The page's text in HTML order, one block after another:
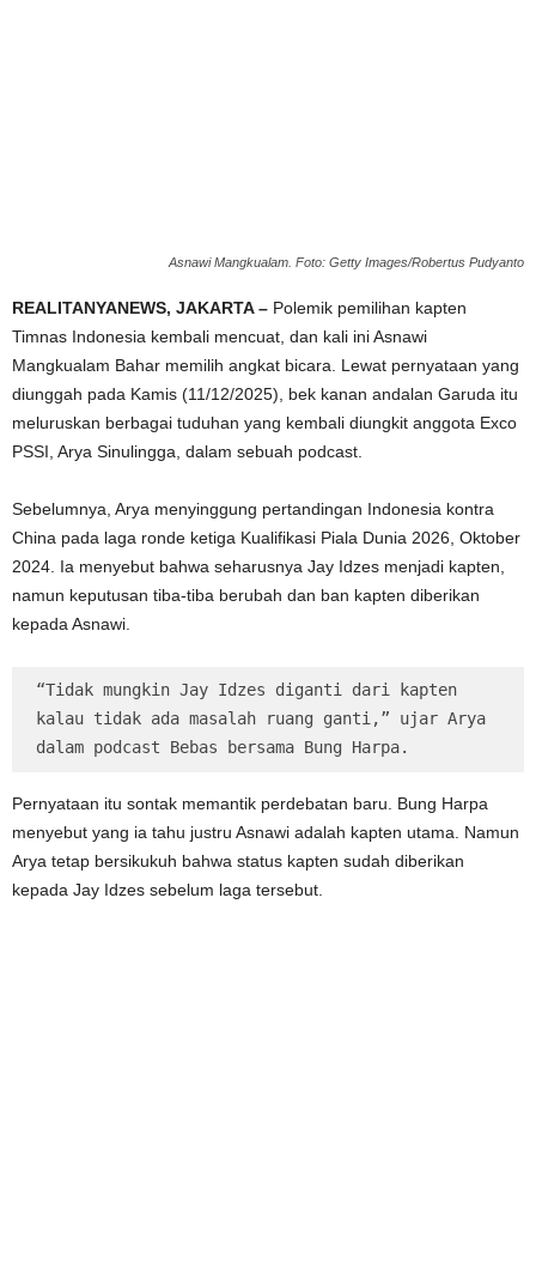
Asnawi Mangkualam. Foto: Getty Images/Robertus Pudyanto
REALITANYANEWS, JAKARTA – Polemik pemilihan kapten
Timnas Indonesia kembali mencuat, dan kali ini Asnawi
Mangkualam Bahar memilih angkat bicara. Lewat pernyataan yang
diunggah pada Kamis (11/12/2025), bek kanan andalan Garuda itu
meluruskan berbagai tuduhan yang kembali diungkit anggota Exco
PSSI, Arya Sinulingga, dalam sebuah podcast.
Sebelumnya, Arya menyinggung pertandingan Indonesia kontra
China pada laga ronde ketiga Kualifikasi Piala Dunia 2026, Oktober
2024. Ia menyebut bahwa seharusnya Jay Idzes menjadi kapten,
namun keputusan tiba-tiba berubah dan ban kapten diberikan
kepada Asnawi.
“Tidak mungkin Jay Idzes diganti dari kapten
kalau tidak ada masalah ruang ganti,” ujar Arya
dalam podcast Bebas bersama Bung Harpa.
Pernyataan itu sontak memantik perdebatan baru. Bung Harpa
menyebut yang ia tahu justru Asnawi adalah kapten utama. Namun
Arya tetap bersikukuh bahwa status kapten sudah diberikan
kepada Jay Idzes sebelum laga tersebut.